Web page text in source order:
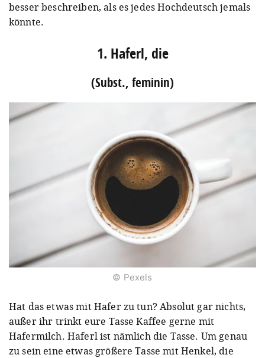
besser beschreiben, als es jedes Hochdeutsch jemals
könnte.
1. Haferl, die
(Subst., feminin)
© Pexels
Hat das etwas mit Hafer zu tun? Absolut gar nichts,
außer ihr trinkt eure Tasse Kaffee gerne mit
Hafermilch. Haferl ist nämlich die Tasse. Um genau
zu sein eine etwas größere Tasse mit Henkel, die